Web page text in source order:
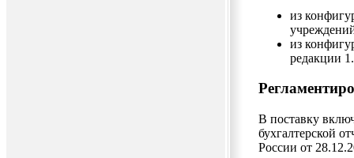
из
из
редакции
В поставку
бухгалтерской
России от